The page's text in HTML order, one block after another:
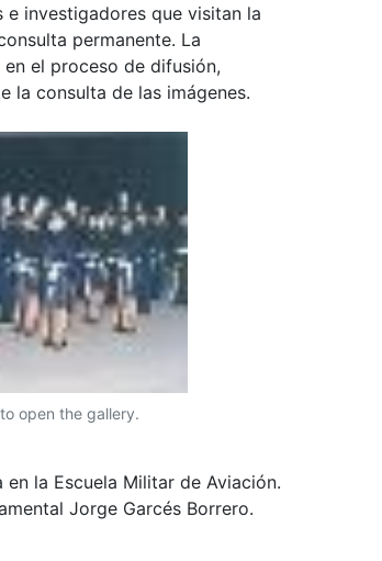
investigadores que visitan la
permanente. La
el proceso de difusión,
la consulta de las imágenes.
open the gallery.
la Escuela Militar de Aviación.
Jorge Garcés Borrero.